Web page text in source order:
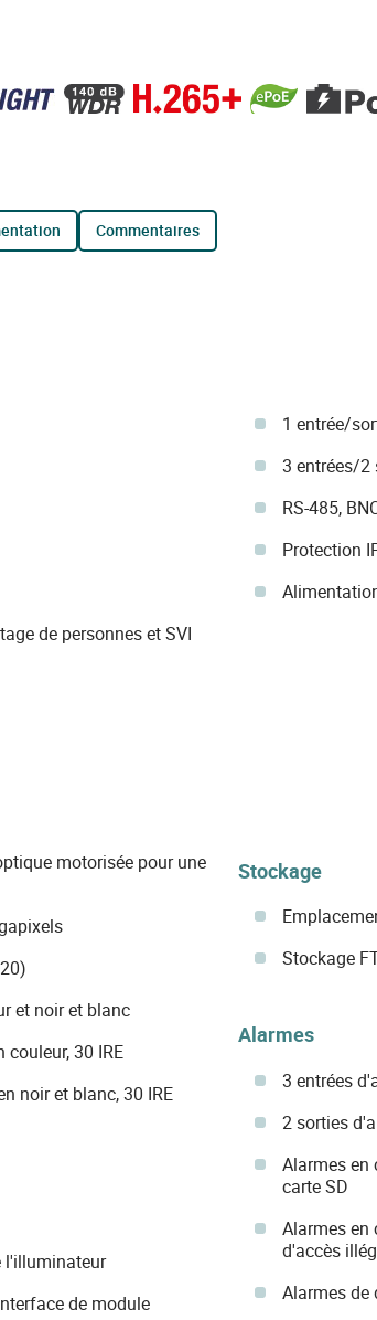
commentaires
de personnes et SVI
1 entrée/
3 entrées/2
RS-485,
Protection
motorisée pour une
et noir et blanc
30 IRE
noir et blanc, 30 IRE
l'illuminateur
de module
Stockage
Stockage
Alarmes
3 entrées
2 sorties
Alarmes en
carte SD
Alarmes en
d'accès
Alarmes de